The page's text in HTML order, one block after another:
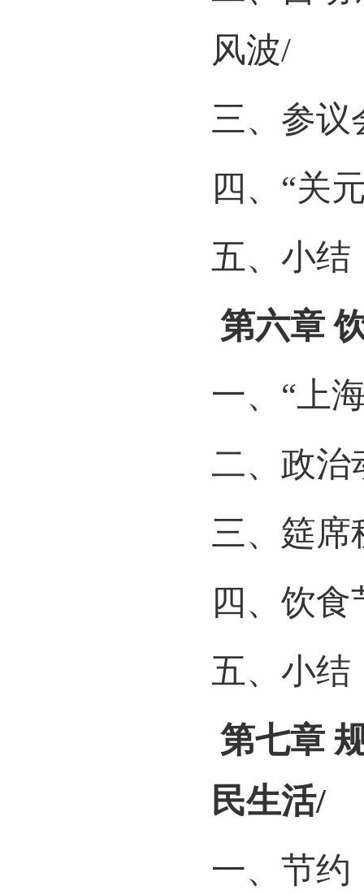
风波/
三、参议
四、“关
五、小结
第六章
一、“上
二、政治
三、筵席
四、饮
五、小结
第七章
民生活/
一、节约